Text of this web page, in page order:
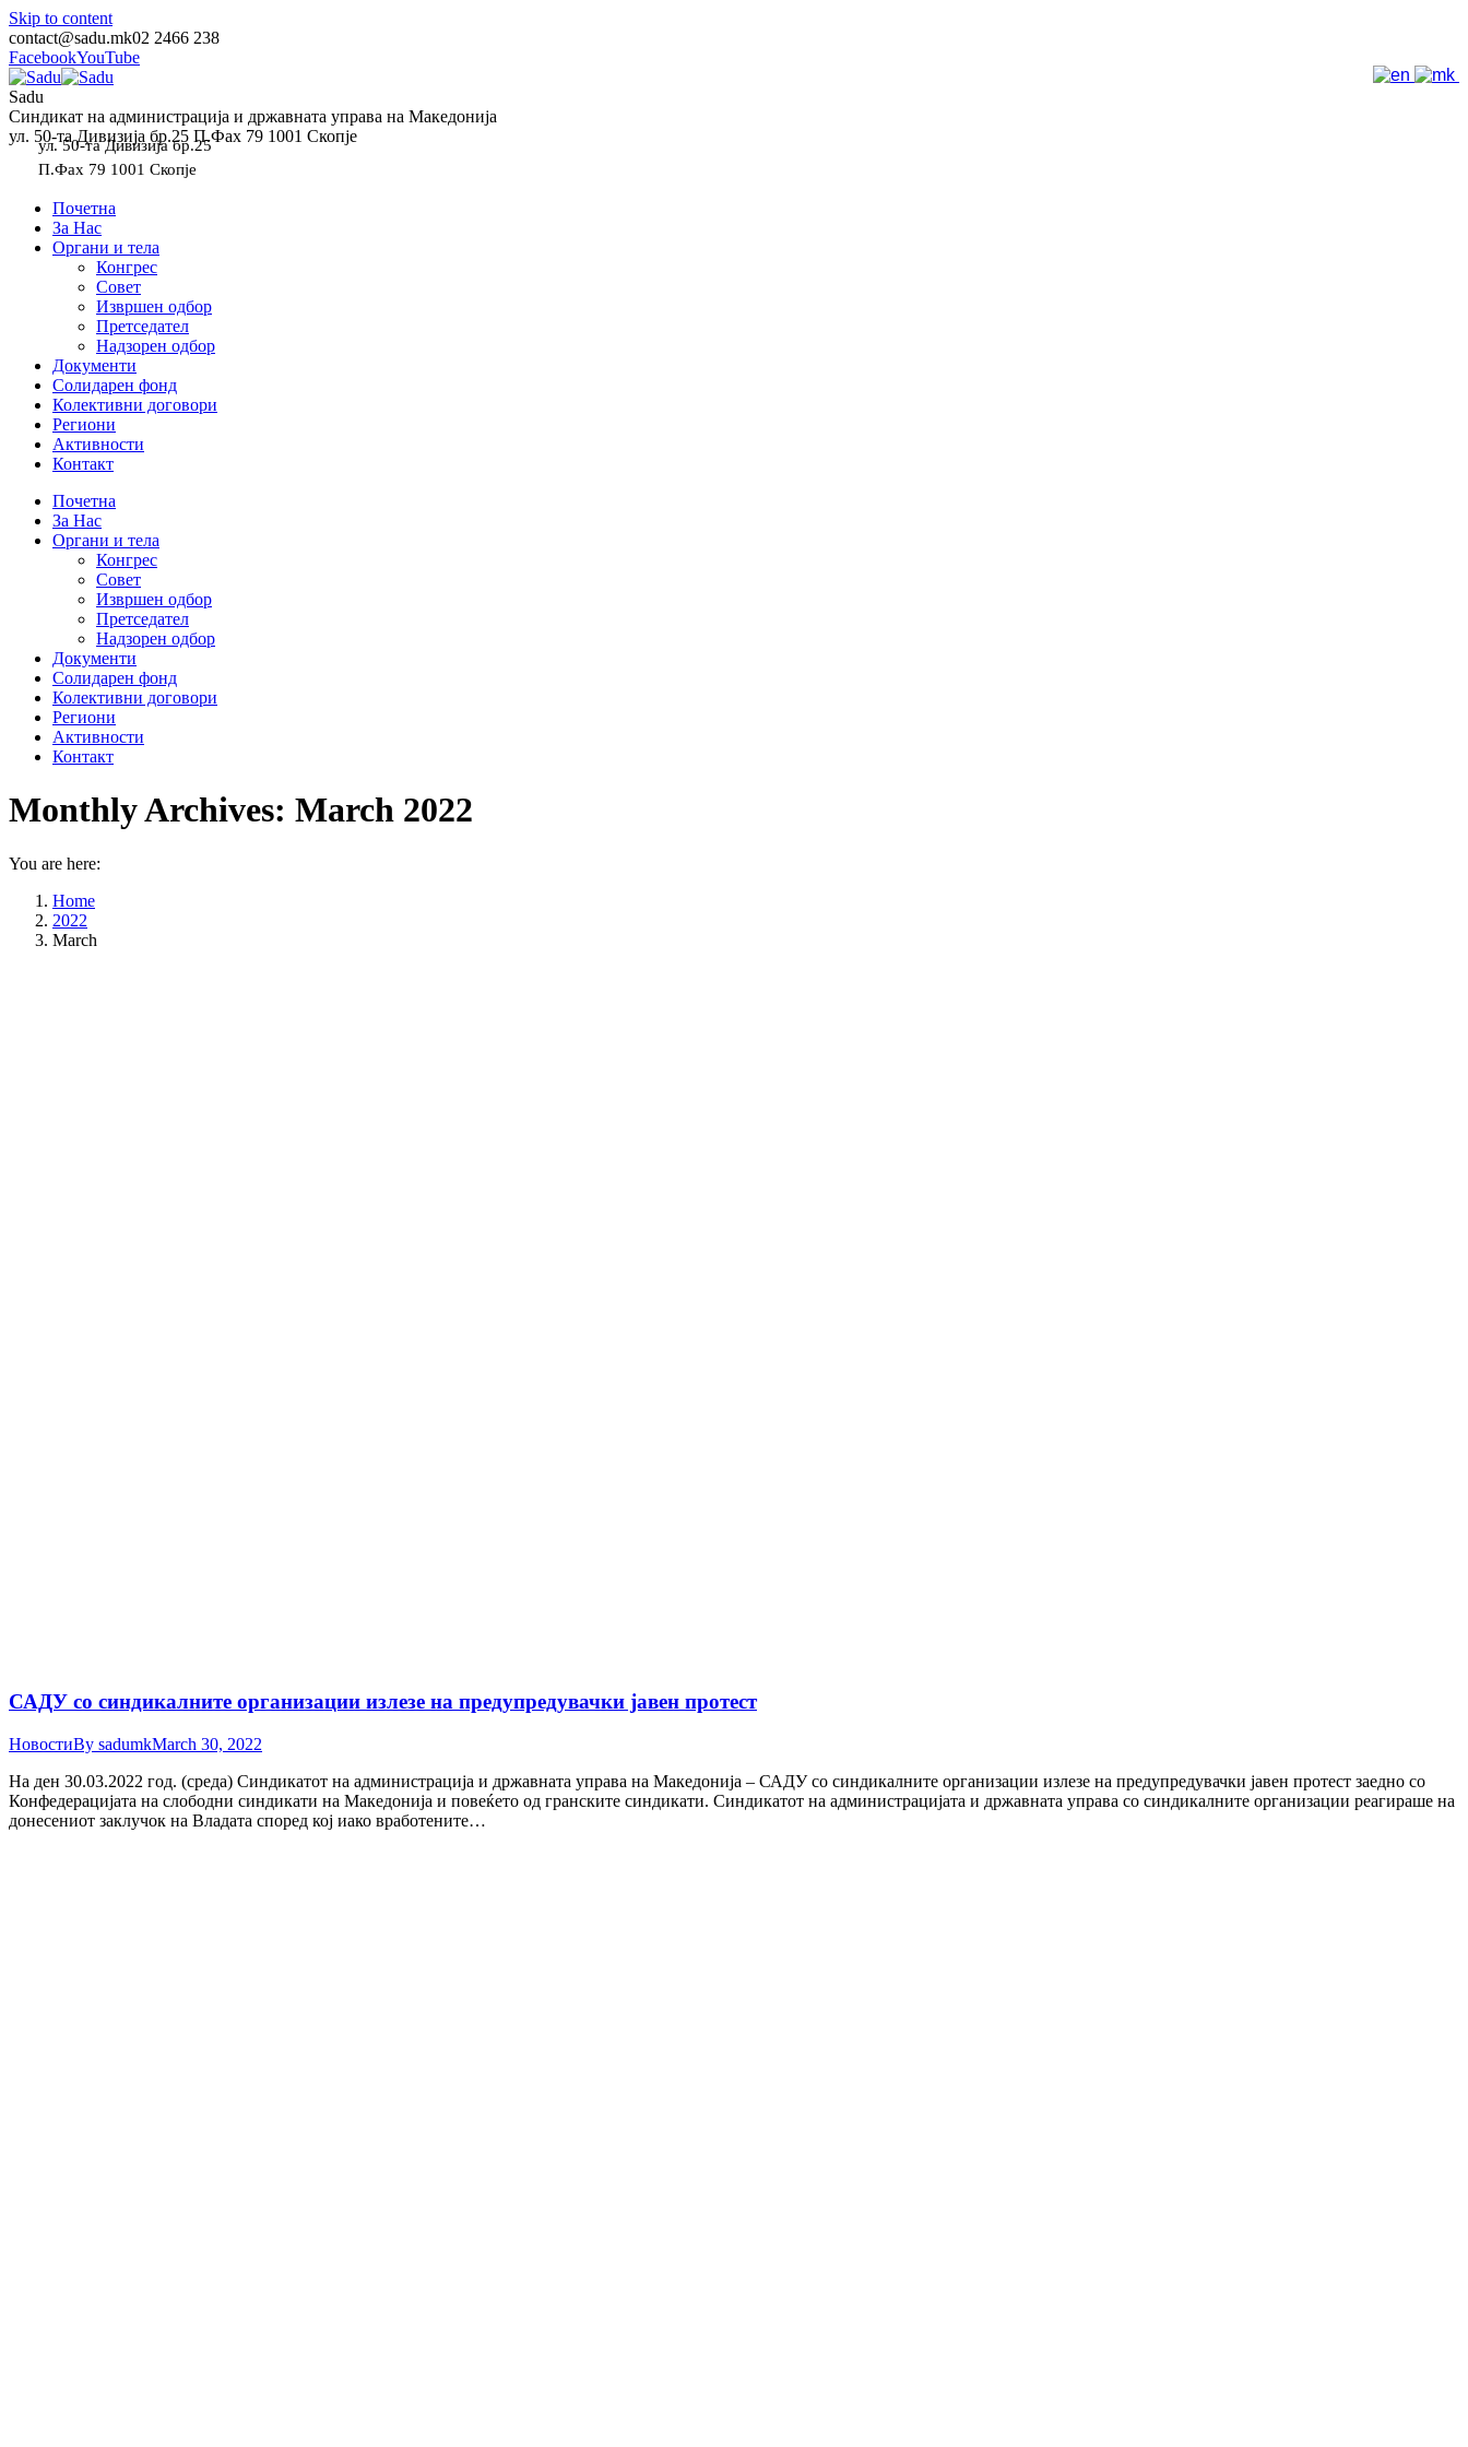
Skip to content
contact@sadu.mk02 2466 238
FacebookYouTube
Sadu
Синдикат на администрација и државната управа на Македонија
ул. 50-та Дивизија бр.25 П.Фах 79 1001 Скопје
ул. 50-та Дивизија бр.25
П.Фах 79 1001 Скопје
Почетна
За Нас
Органи и тела
Конгрес
Совет
Извршен одбор
Претседател
Надзорен одбор
Документи
Солидарен фонд
Колективни договори
Региони
Активности
Контакт
Почетна
За Нас
Органи и тела
Конгрес
Совет
Извршен одбор
Претседател
Надзорен одбор
Документи
Солидарен фонд
Колективни договори
Региони
Активности
Контакт
Monthly Archives: March 2022
You are here:
Home
2022
March
САДУ со синдикалните организации излезе на предупредувачки јавен протест
НовостиBy sadumkMarch 30, 2022
На ден 30.03.2022 год. (среда) Синдикатот на администрација и државната управа на Македонија – САДУ со синдикалните организации излезе на предупредувачки јавен протест заедно со
Конфедерацијата на слободни синдикати на Македонија и повеќето од гранските синдикати. Синдикатот на администрацијата и државната управа со синдикалните организации реагираше на
донесениот заклучок на Владата според кој иако вработените…